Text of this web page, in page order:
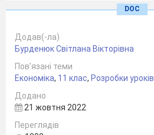
DOC
Додав(-ла)
Бурденюк Світлана Вікторівна
Пов’язані теми
Економіка, 11 клас, Розробки уроків
Додано
21 жовтня 2022
Переглядів